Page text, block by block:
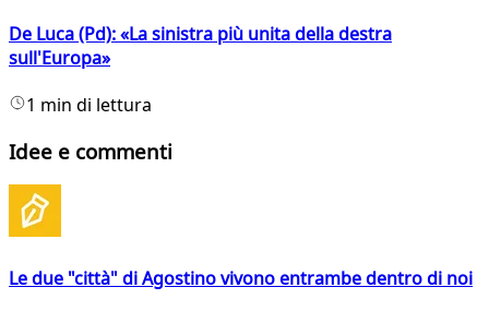
De Luca (Pd): «La sinistra più unita della destra
sull'Europa»
1 min di lettura
Idee e commenti
Le due "città" di Agostino vivono entrambe dentro di noi